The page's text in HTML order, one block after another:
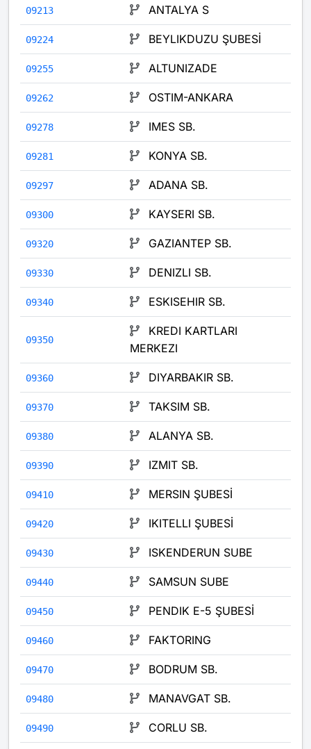
09213 ANTALYA S
09224 BEYLIKDUZU ŞUBESİ
09255 ALTUNIZADE
09262 OSTIM-ANKARA
09278 IMES SB.
09281 KONYA SB.
09297 ADANA SB.
09300 KAYSERI SB.
09320 GAZIANTEP SB.
09330 DENIZLI SB.
09340 ESKISEHIR SB.
09350
KREDI KARTLARI
MERKEZI
09360 DIYARBAKIR SB.
09370 TAKSIM SB.
09380 ALANYA SB.
09390 IZMIT SB.
09410 MERSIN ŞUBESİ
09420 IKITELLI ŞUBESİ
09430 ISKENDERUN SUBE
09440 SAMSUN SUBE
09450 PENDIK E-5 ŞUBESİ
09460 FAKTORING
09470 BODRUM SB.
09480 MANAVGAT SB.
09490 CORLU SB.